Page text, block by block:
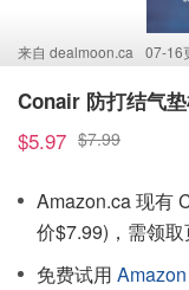
来自 dealmoon.ca 07-16
Conair 防打结气
$5.97 $7.99
Amazon.ca 现有
价$7.99)，需领取
免费试用